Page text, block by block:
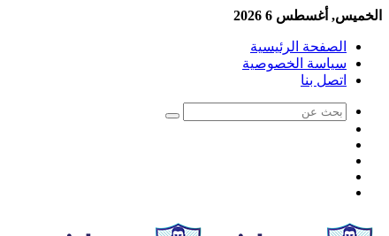
الخميس, أغسطس 6 2026
الصفحة الرئيسية
سياسة الخصوصية
اتصل بنا